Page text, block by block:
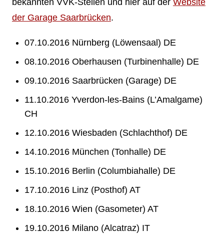
der Garage Saarbrücken.
07.10.2016 Nürnberg (Löwensaal) DE
08.10.2016 Oberhausen (Turbinenhalle) DE
09.10.2016 Saarbrücken (Garage) DE
11.10.2016 Yverdon-les-Bains (L’Amalgame)
CH
12.10.2016 Wiesbaden (Schlachthof) DE
14.10.2016 München (Tonhalle) DE
15.10.2016 Berlin (Columbiahalle) DE
17.10.2016 Linz (Posthof) AT
18.10.2016 Wien (Gasometer) AT
19.10.2016 Milano (Alcatraz) IT